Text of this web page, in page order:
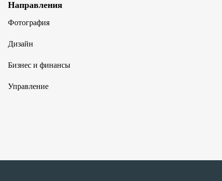
Направления
Фотография
Дизайн
Бизнес и финансы
Управление